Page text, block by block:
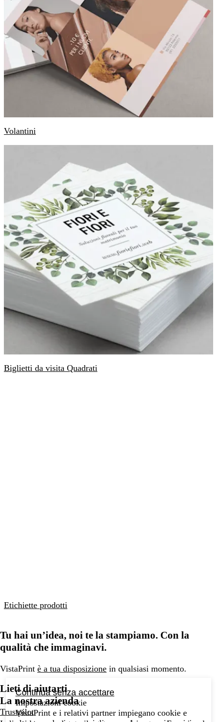
Volantini
Biglietti da visita Quadrati
Etichiette prodotti
Tu hai un’idea, noi te la stampiamo. Con la
qualità che immaginavi.
VistaPrint è a tua disposizione in qualsiasi momento.
Lieti di aiutarti
La nostra azienda
Trustpilot
Continua senza accettare
Impostazioni cookie
VistaPrint e i relativi partner impiegano cookie e